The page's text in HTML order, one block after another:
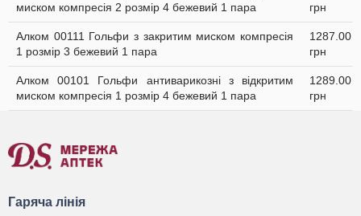
миском компресія 2 розмір 4 бежевий 1 пара
грн
Алком 00111 Гольфи з закритим миском компресія
1 розмір 3 бежевий 1 пара
1287.00
грн
Алком 00101 Гольфи антиварикозні з відкритим
миском компресія 1 розмір 4 бежевий 1 пара
1289.00
грн
Гаряча лінія